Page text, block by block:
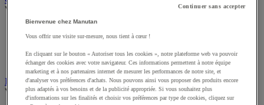
Voir toute la catégorie
Graisse et huile
Lubrifiant et dégrippant
Outils de graissage
Instrument de mesure
Voir toute la catégorie
Continuer sans accepter
Bienvenue chez Manutan
Vous offrir une visite sur-mesure, nous tient à cœur !
En cliquant sur le bouton « Autoriser tous les cookies », notre plateforme web va pouvoir
échanger des cookies avec votre navigateur. Ces informations permettent à notre équipe
marketing et à nos partenaires internet de mesurer les performances de notre site, et
d'analyser vos préférences d'achats. Nous pouvons ainsi vous proposer des produits encore
plus adaptés à vos besoins et de la publicité appropriée. Si vous souhaitez plus
d'informations sur les finalités et choisir vos préférences par type de cookies, cliquez sur